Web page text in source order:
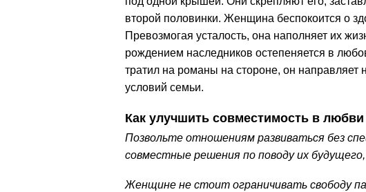
второй половинки. Женщина беспокоится о
Превозмогая усталость, она наполняет их
рождением наследников остепеняется в
тратил на романы на стороне, он
условий семьи.
Как улучшить совместимость в любви
Позвольте отношениям развиваться без
совместные решения по поводу их
Женщине не стоит ограничивать свободу